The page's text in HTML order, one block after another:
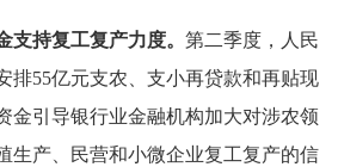
持复工复产力度。 第二季度，人民
排55亿元支农、支小再贷款和再贴现
金引导银行业金融机构加大对涉农领
生产、民营和小微企业复工复产的信